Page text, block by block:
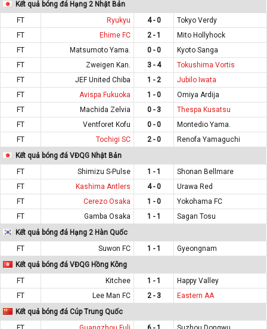
Kết quả bóng đá Hạng 2 Nhật Bản
FT
Ryukyu 4 - 0
Tokyo Verdy
FT
Ehime FC 2 - 1
Mito Hollyhock
FT
Matsumoto Yama. 0 - 0
Kyoto Sanga
FT
Zweigen Kan. 3 - 4
Tokushima Vortis
FT
JEF United Chiba 1 - 2
Jubilo Iwata
FT
Avispa Fukuoka 1 - 0
Omiya Ardija
FT
Machida Zelvia 0 - 3
Thespa Kusatsu
FT
Ventforet Kofu 0 - 0
Montedio Yama.
FT
Tochigi SC 2 - 0
Renofa Yamaguchi
Kết quả bóng đá VĐQG Nhật Bản
FT
Shimizu S-Pulse 1 - 1
Shonan Bellmare
FT
Kashima Antlers 4 - 0
Urawa Red
FT
Cerezo Osaka 1 - 0
Yokohama FC
FT
Gamba Osaka 1 - 1
Sagan Tosu
Kết quả bóng đá Hạng 2 Hàn Quốc
FT
Suwon FC 1 - 1
Gyeongnam
Kết quả bóng đá VĐQG Hồng Kông
FT
Kitchee 1 - 1
Happy Valley
FT
Lee Man FC 2 - 3
Eastern AA
Kết quả bóng đá Cúp Trung Quốc